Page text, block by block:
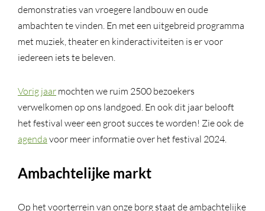
demonstraties van vroegere landbouw en oude
ambachten te vinden. En met een uitgebreid programma
met muziek, theater en kinderactiviteiten is er voor
iedereen iets te beleven.
Vorig jaar mochten we ruim 2500 bezoekers
verwelkomen op ons landgoed. En ook dit jaar belooft
het festival weer een groot succes te worden! Zie ook de
agenda voor meer informatie over het festival 2024.
Ambachtelijke markt
Op het voorterrein van onze borg staat de ambachtelijke